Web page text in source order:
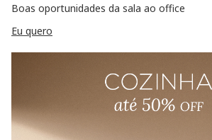
Boas oportunidades da sala ao office
Eu quero